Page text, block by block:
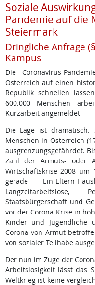
Soziale
Pandemie auf die
Steiermark
Dringliche Anfrage
Kampus
Die Coronavirus-
Österreich auf einen
Republik schnellen
600.000 Menschen
Kurzarbeit angemeldet.
Die Lage ist dramatisch.
Menschen in Österreich
ausgrenzungsgefährdet.
Zahl der Armuts- oder
Wirtschaftskrise 2008 um
gerade Ein-Eltern-
Langzeitarbeitslose,
Staatsbürgerschaft und
vor der Corona-Krise in
Kinder und Jugendliche
Corona von Armut
von sozialer Teilhabe
Der nun im Zuge der
Arbeitslosigkeit lässt das
Weltkrieg ist keine